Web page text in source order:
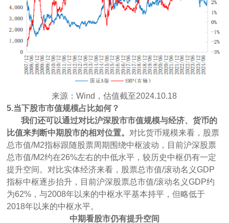
来源：Wind，估值截至2024.10.18
5.当下股市市值规模占比如何？
我们还可以通过对比沪深股市市值规模与经济、货币的
比值来判断中期股市的相对位置。 对比货币规模来看，股票
总市值/M2指标跟随股票周期围绕中枢波动，目前沪深股票
总市值/M2约在26%左右的中低水平，较历史中枢仍有一定
提升空间。对比实体经济来看，股票总市值/滚动名义GDP
指标中枢逐步抬升，目前沪深股票总市值/滚动名义GDP约
为62%，与2008年以来的中枢水平基本持平，但略低于
2018年以来的中枢水平。
中期看股市仍有提升空间